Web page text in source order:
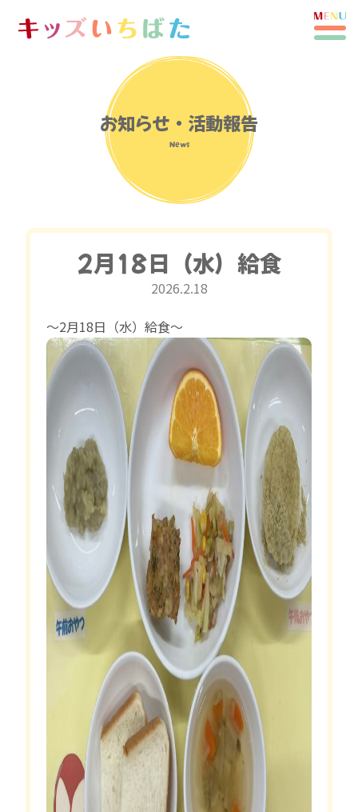
お知らせ・活動報告
News
2月18日（水）給食
2026.2.18
〜2月18日（水）給食〜